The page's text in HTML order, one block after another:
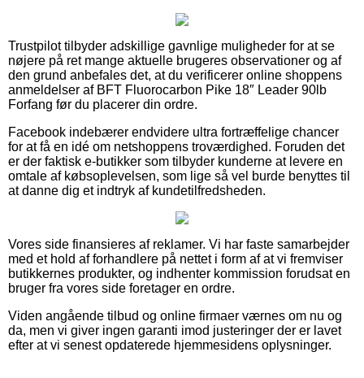
Trustpilot tilbyder adskillige gavnlige muligheder for at se
nøjere på ret mange aktuelle brugeres observationer og af
den grund anbefales det, at du verificerer online shoppens
anmeldelser af BFT Fluorocarbon Pike 18″ Leader 90lb
Forfang før du placerer din ordre.
Facebook indebærer endvidere ultra fortræffelige chancer
for at få en idé om netshoppens troværdighed. Foruden det
er der faktisk e-butikker som tilbyder kunderne at levere en
omtale af købsoplevelsen, som lige så vel burde benyttes til
at danne dig et indtryk af kundetilfredsheden.
Vores side finansieres af reklamer. Vi har faste samarbejder
med et hold af forhandlere på nettet i form af at vi fremviser
butikkernes produkter, og indhenter kommission forudsat en
bruger fra vores side foretager en ordre.
Viden angående tilbud og online firmaer værnes om nu og
da, men vi giver ingen garanti imod justeringer der er lavet
efter at vi senest opdaterede hjemmesidens oplysninger.